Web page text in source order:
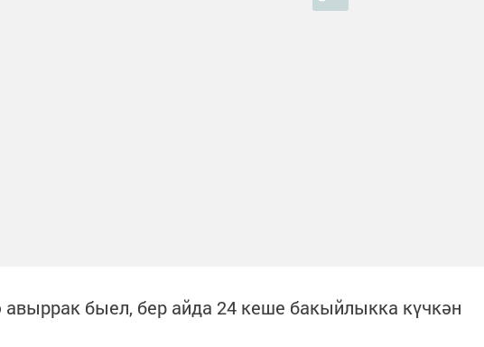
быел, бер айда 24 кеше бакыйлыкка күчкән